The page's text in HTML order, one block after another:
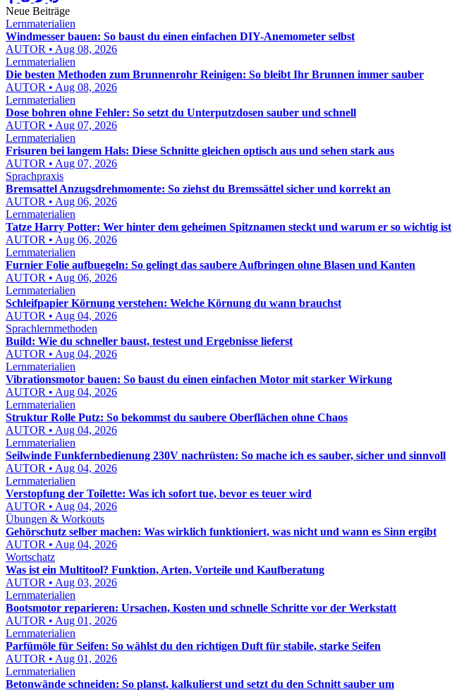
Neue Beiträge
Lernmaterialien
Windmesser bauen: So baust du einen einfachen DIY-Anemometer selbst
AUTOR • Aug 08, 2026
Lernmaterialien
Die besten Methoden zum Brunnenrohr Reinigen: So bleibt Ihr Brunnen immer sauber
AUTOR • Aug 08, 2026
Lernmaterialien
Dose bohren ohne Fehler: So setzt du Unterputzdosen sauber und schnell
AUTOR • Aug 07, 2026
Lernmaterialien
Frisuren bei langem Hals: Diese Schnitte gleichen optisch aus und sehen stark aus
AUTOR • Aug 07, 2026
Sprachpraxis
Bremsattel Anzugsdrehmomente: So ziehst du Bremssättel sicher und korrekt an
AUTOR • Aug 06, 2026
Lernmaterialien
Tatze Harry Potter: Wer hinter dem geheimen Spitznamen steckt und warum er so wichtig ist
AUTOR • Aug 06, 2026
Lernmaterialien
Furnier Folie aufbuegeln: So gelingt das saubere Aufbringen ohne Blasen und Kanten
AUTOR • Aug 06, 2026
Lernmaterialien
Schleifpapier Körnung verstehen: Welche Körnung du wann brauchst
AUTOR • Aug 04, 2026
Sprachlernmethoden
Build: Wie du schneller baust, testest und Ergebnisse lieferst
AUTOR • Aug 04, 2026
Lernmaterialien
Vibrationsmotor bauen: So baust du einen einfachen Motor mit starker Wirkung
AUTOR • Aug 04, 2026
Lernmaterialien
Struktur Rolle Putz: So bekommst du saubere Oberflächen ohne Chaos
AUTOR • Aug 04, 2026
Lernmaterialien
Seilwinde Funkfernbedienung 230V nachrüsten: So mache ich es sauber, sicher und sinnvoll
AUTOR • Aug 04, 2026
Lernmaterialien
Verstopfung der Toilette: Was ich sofort tue, bevor es teuer wird
AUTOR • Aug 04, 2026
Übungen & Workouts
Gehörschutz selber machen: Was wirklich funktioniert, was nicht und wann es Sinn ergibt
AUTOR • Aug 04, 2026
Wortschatz
Was ist ein Multitool? Funktion, Arten, Vorteile und Kaufberatung
AUTOR • Aug 03, 2026
Lernmaterialien
Bootsmotor reparieren: Ursachen, Kosten und schnelle Schritte vor der Werkstatt
AUTOR • Aug 01, 2026
Lernmaterialien
Parfümöle für Seifen: So wählst du den richtigen Duft für stabile, starke Seifen
AUTOR • Aug 01, 2026
Lernmaterialien
Betonwände schneiden: So planst, kalkulierst und setzt du den Schnitt sauber um